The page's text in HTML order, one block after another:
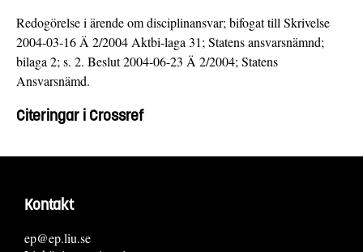
Redogörelse i ärende om disciplinansvar; bifogat till Skrivelse
2004-03-16 Ä 2/2004 Aktbi-laga 31; Statens ansvarsnämnd;
bilaga 2; s. 2. Beslut 2004-06-23 Ä 2/2004; Statens
Ansvarsnämd.
Citeringar i Crossref
Kontakt
ep@ep.liu.se